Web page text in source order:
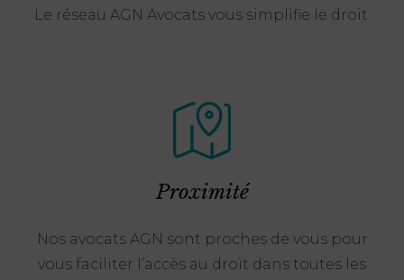
Le réseau AGN Avocats vous simplifie le droit.
Proximité
Nos avocats AGN sont proches de vous pour
vous faciliter l’accès au droit dans toutes les